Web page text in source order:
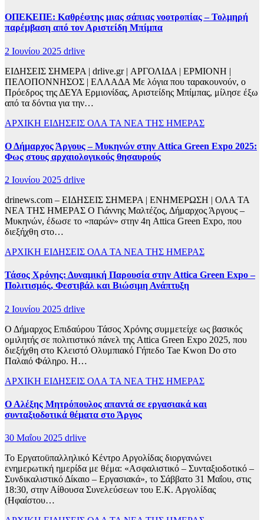
ΟΠΕΚΕΠΕ: Καθρέφτης μιας σάπιας νοοτροπίας – Τολμηρή
παρέμβαση από τον Αριστείδη Μπίμπα
2 Ιουνίου 2025 drlive
ΕΙΔΗΣΕΙΣ ΣΗΜΕΡΑ | drlive.gr | ΑΡΓΟΛΙΔΑ | ΕΡΜΙΟΝΗ |
ΠΕΛΟΠΟΝΝΗΣΟΣ | ΕΛΛΑΔΑ Με λόγια που ταρακουνούν, ο
Πρόεδρος της ΔΕΥΑ Ερμιονίδας, Αριστείδης Μπίμπας, μίλησε έξω
από τα δόντια για την…
ΑΡΧΙΚΗ ΕΙΔΗΣΕΙΣ ΟΛΑ ΤΑ ΝΕΑ ΤΗΣ ΗΜΕΡΑΣ
Ο Δήμαρχος Άργους – Μυκηνών στην Attica Green Expo 2025:
Φως στους αρχαιολογικούς θησαυρούς
2 Ιουνίου 2025 drlive
drinews.com – ΕΙΔΗΣΕΙΣ ΣΗΜΕΡΑ | ΕΝΗΜΕΡΩΣΗ | ΟΛΑ ΤΑ
ΝΕΑ ΤΗΣ ΗΜΕΡΑΣ Ο Γιάννης Μαλτέζος, Δήμαρχος Άργους –
Μυκηνών, έδωσε το «παρών» στην 4η Attica Green Expo, που
διεξήχθη στο…
ΑΡΧΙΚΗ ΕΙΔΗΣΕΙΣ ΟΛΑ ΤΑ ΝΕΑ ΤΗΣ ΗΜΕΡΑΣ
Τάσος Χρόνης: Δυναμική Παρουσία στην Attica Green Expo –
Πολιτισμός, Φεστιβάλ και Βιώσιμη Ανάπτυξη
2 Ιουνίου 2025 drlive
Ο Δήμαρχος Επιδαύρου Τάσος Χρόνης συμμετείχε ως βασικός
ομιλητής σε πολιτιστικό πάνελ της Attica Green Expo 2025, που
διεξήχθη στο Κλειστό Ολυμπιακό Γήπεδο Tae Kwon Do στο
Παλαιό Φάληρο. Η…
ΑΡΧΙΚΗ ΕΙΔΗΣΕΙΣ ΟΛΑ ΤΑ ΝΕΑ ΤΗΣ ΗΜΕΡΑΣ
Ο Αλέξης Μητρόπουλος απαντά σε εργασιακά και
συνταξιοδοτικά θέματα στο Άργος
30 Μαΐου 2025 drlive
Το Εργατοϋπαλληλικό Κέντρο Αργολίδας διοργανώνει
ενημερωτική ημερίδα με θέμα: «Ασφαλιστικό – Συνταξιοδοτικό –
Συνδικαλιστικό Δίκαιο – Εργασιακά», το Σάββατο 31 Μαΐου, στις
18:30, στην Αίθουσα Συνελεύσεων του Ε.Κ. Αργολίδας
(Ηφαίστου…